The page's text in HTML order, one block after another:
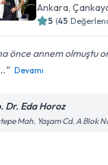
Ankara ,
5 (45
önce annem olmuştu
Devamı
Dr. Eda Horoz
Mah. Yaşam Cd. A Blok